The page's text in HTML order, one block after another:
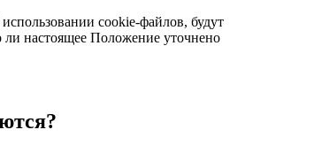
cookie-файлов, будут
настоящее Положение уточнено